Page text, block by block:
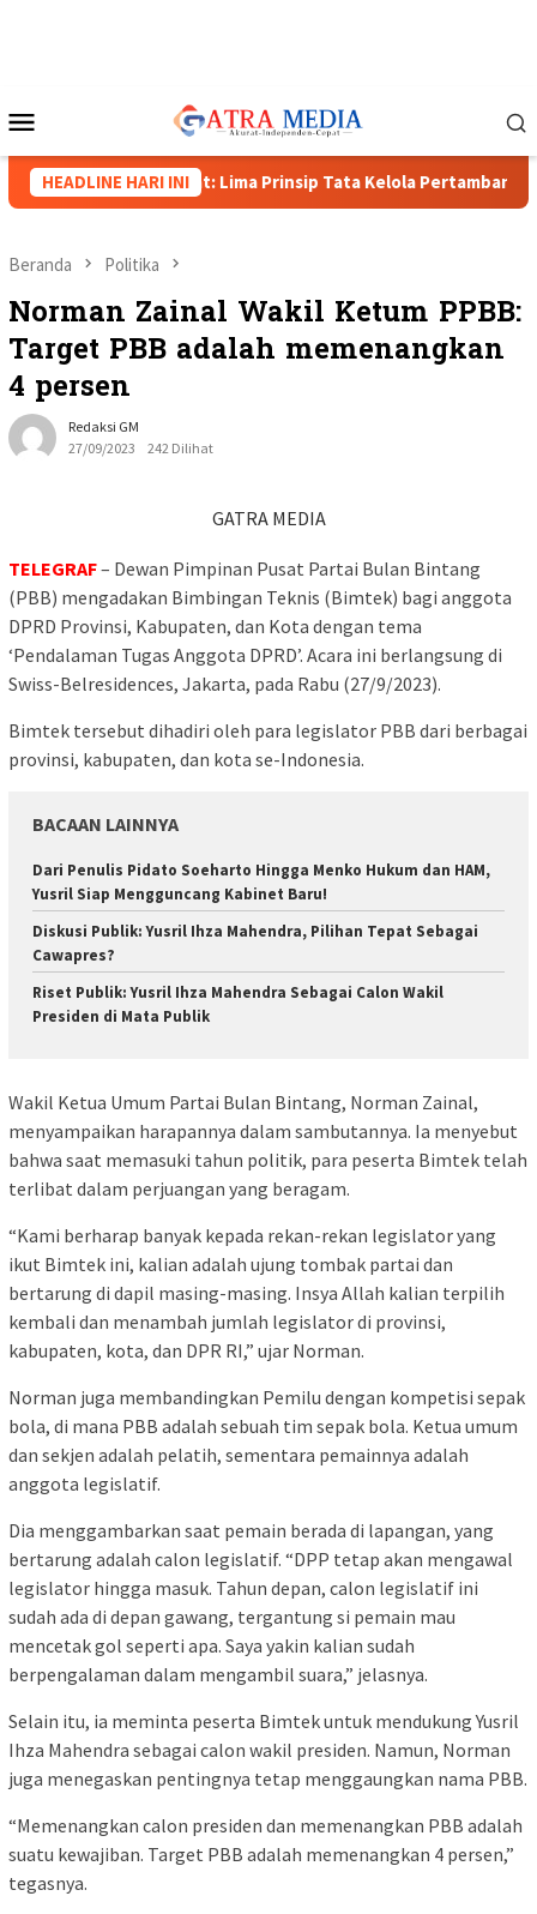
Mobile
HEADLINE HARI INI
Papua Barat: Lima Prinsip Tata Kelola Pertambangan
Beranda Politika
Norman Zainal Wakil Ketum PPBB:
Target PBB adalah memenangkan
4 persen
Redaksi GM
27/09/2023
242 Dilihat
GATRA MEDIA
TELEGRAF– Dewan Pimpinan Pusat Partai Bulan Bintang
(PBB) mengadakan Bimbingan Teknis (Bimtek) bagi anggota
DPRD Provinsi, Kabupaten, dan Kota dengan tema
‘Pendalaman Tugas Anggota DPRD’. Acara ini berlangsung di
Swiss-Belresidences, Jakarta, pada Rabu (27/9/2023).
Bimtek tersebut dihadiri oleh para legislator PBB dari berbagai
provinsi, kabupaten, dan kota se-Indonesia.
BACAAN LAINNYA
Dari Penulis Pidato Soeharto Hingga Menko Hukum dan HAM,
Yusril Siap Mengguncang Kabinet Baru!
Diskusi Publik: Yusril Ihza Mahendra, Pilihan Tepat Sebagai
Cawapres?
Riset Publik: Yusril Ihza Mahendra Sebagai Calon Wakil
Presiden di Mata Publik
Wakil Ketua Umum Partai Bulan Bintang, Norman Zainal,
menyampaikan harapannya dalam sambutannya. Ia menyebut
bahwa saat memasuki tahun politik, para peserta Bimtek telah
terlibat dalam perjuangan yang beragam.
“Kami berharap banyak kepada rekan-rekan legislator yang
ikut Bimtek ini, kalian adalah ujung tombak partai dan
bertarung di dapil masing-masing. Insya Allah kalian terpilih
kembali dan menambah jumlah legislator di provinsi,
kabupaten, kota, dan DPR RI,” ujar Norman.
Norman juga membandingkan Pemilu dengan kompetisi sepak
bola, di mana PBB adalah sebuah tim sepak bola. Ketua umum
dan sekjen adalah pelatih, sementara pemainnya adalah
anggota legislatif.
Dia menggambarkan saat pemain berada di lapangan, yang
bertarung adalah calon legislatif. “DPP tetap akan mengawal
legislator hingga masuk. Tahun depan, calon legislatif ini
sudah ada di depan gawang, tergantung si pemain mau
mencetak gol seperti apa. Saya yakin kalian sudah
berpengalaman dalam mengambil suara,” jelasnya.
Selain itu, ia meminta peserta Bimtek untuk mendukung Yusril
Ihza Mahendra sebagai calon wakil presiden. Namun, Norman
juga menegaskan pentingnya tetap menggaungkan nama PBB.
“Memenangkan calon presiden dan memenangkan PBB adalah
suatu kewajiban. Target PBB adalah memenangkan 4 persen,”
tegasnya.